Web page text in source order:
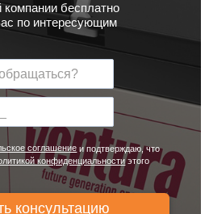
бесплатно
по интересующим
соглашение и подтверждаю, что
конфиденциальностиэтого